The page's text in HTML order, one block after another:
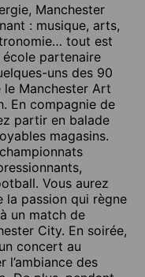
Manchester
: musique, arts,
tout est
partenaire
uns des 90
le Manchester Art
En compagnie de
partir en balade
magasins.
Vous aurez
la passion qui règne
un match de
City. En soirée,
concert au
l’ambiance des